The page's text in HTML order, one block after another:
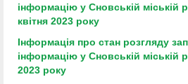
інформацію у Сновській міській
квітня 2023 року
Інформація про стан розгляду
інформацію у Сновській міській
2023 року